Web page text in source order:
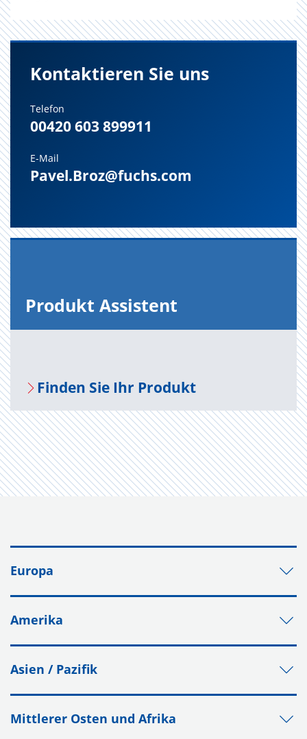
Kontaktieren Sie uns
Telefon
00420 603 899911
E-Mail
Pavel.Broz@fuchs.com
Pro­dukt As­sis­tent
Fin­den Sie Ihr Pro­dukt
Europa
Amerika
Asien / Pazifik
Mittlerer Osten und Afrika